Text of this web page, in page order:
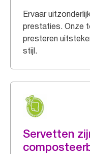
Ervaar
prestaties. Onze
presteren
stijl.
Servetten